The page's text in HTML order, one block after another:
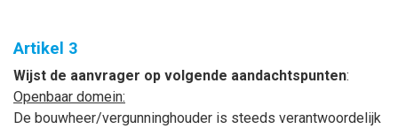
Artikel 3
Wijst de aanvrager op volgende aandachtspunten:
Openbaar domein:
De bouwheer/vergunninghouder is steeds verantwoordelijk